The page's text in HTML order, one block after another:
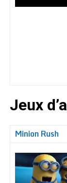
Jeux
Minion Rush